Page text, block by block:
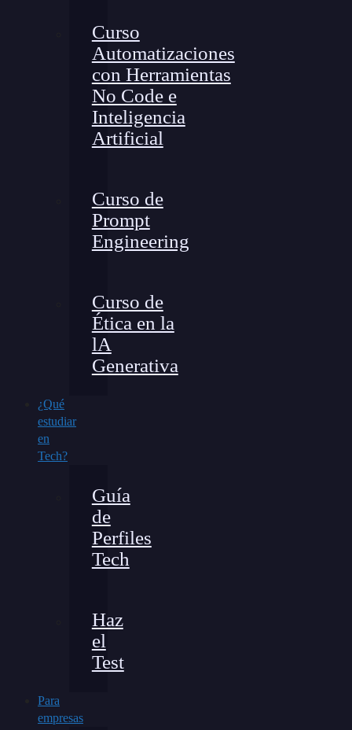
Curso
Automatizaciones
con Herramientas
No Code e
Inteligencia
Artificial
Curso de
Prompt
Engineering
Curso de
Ética en la
lA
Generativa
¿Qué
estudiar
en
Tech?
Guía
de
Perfiles
Tech
Haz
el
Test
Para
empresas